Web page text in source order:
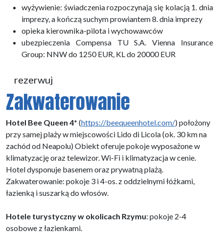
wyżywienie: świadczenia rozpoczynają się kolacją 1. dnia
imprezy, a kończą suchym prowiantem 8. dnia imprezy
opieka kierownika-pilota i wychowawców
ubezpieczenia Compensa TU S.A. Vienna Insurance
Group: NNW do 1250 EUR, KL do 20000 EUR
rezerwuj
Zakwaterowanie
Hotel Bee Queen 4* (https://beequeenhotel.com/) położony
przy samej plaży w miejscowości Lido di Licola (ok. 30 km na
zachód od Neapolu) Obiekt oferuje pokoje wyposażone w
klimatyzację oraz telewizor. Wi-Fi i klimatyzacja w cenie.
Hotel dysponuje basenem oraz prywatną plażą.
Zakwaterowanie: pokoje 3 i 4-os. z oddzielnymi łóżkami,
łazienką i suszarką do włosów.
Hotele turystycznyw okolicach Rzymu: pokoje 2-4
osobowe z łazienkami.